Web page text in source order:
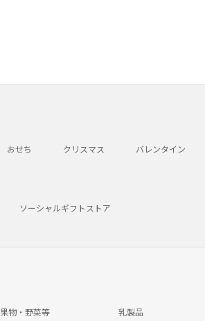
おせち クリスマス バレンタイン
ソーシャルギフトストア
果物・野菜等 乳製品